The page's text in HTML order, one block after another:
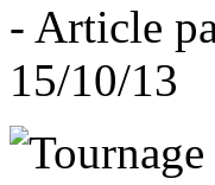
- Article
15/10/13